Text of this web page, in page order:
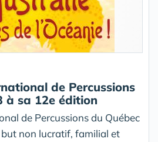
de Percussions
à sa 12e édition
de Percussions du Québec
non lucratif, familial et